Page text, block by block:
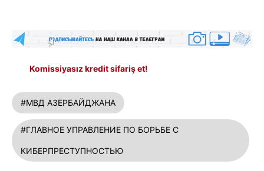
Komissiyasız kredit sifariş et!
#МВД АЗЕРБАЙДЖАНА
#ГЛАВНОЕ УПРАВЛЕНИЕ ПО БОРЬБЕ С
КИБЕРПРЕСТУПНОСТЬЮ